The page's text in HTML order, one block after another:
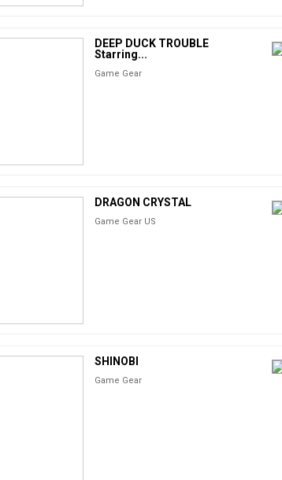
DEEP DUCK TROUBLE
Starring...
Game Gear
DRAGON CRYSTAL
Game Gear US
SHINOBI
Game Gear